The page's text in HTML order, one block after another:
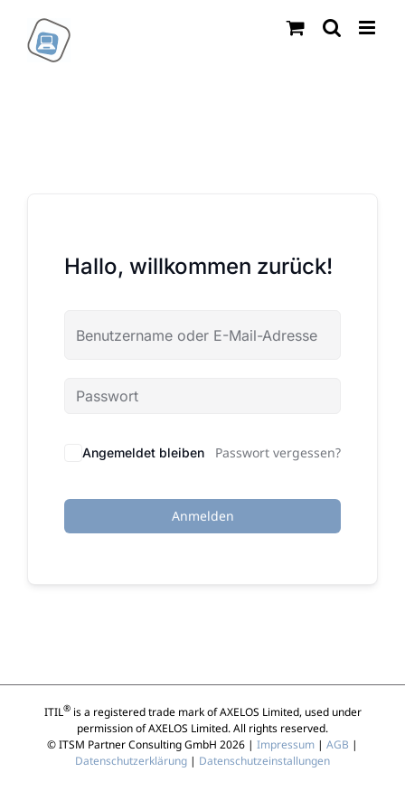
Inhalt
springen
Hallo, willkommen zurück!
Angemeldet bleiben Passwort vergessen?
Anmelden
ITIL®is a registered trade mark of AXELOS Limited, used under
permission of AXELOS Limited. All rights reserved.
© ITSM Partner Consulting GmbH 2026 | Impressum | AGB |
Datenschutzerklärung | Datenschutzeinstallungen